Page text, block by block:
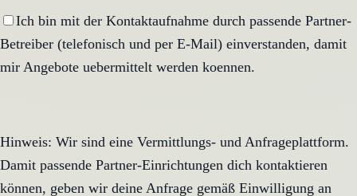
Ich bin mit der Kontaktaufnahme durch passende Partner-
Betreiber (telefonisch und per E-Mail) einverstanden, damit
mir Angebote uebermittelt werden koennen.
Hinweis: Wir sind eine Vermittlungs- und Anfrageplattform.
Damit passende Partner-Einrichtungen dich kontaktieren
können, geben wir deine Anfrage gemäß Einwilligung an